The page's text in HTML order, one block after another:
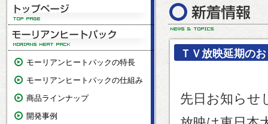
モーリアンヒートパックの特長
モーリアンヒートパックの仕組み
商品ラインナップ
開発事例
ＴＶ放映延期の
先日お知らせ